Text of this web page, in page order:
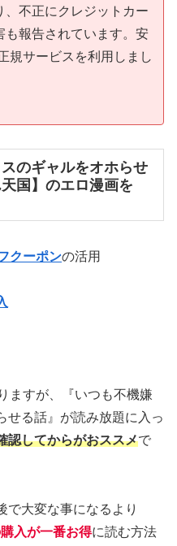
、不正にクレジットカー
も報告されています。安
規サービスを利用しまし
のギャルをオホらせ
天国】のエロ漫画を
クーポンの活用
ますが、『いつも不機嫌
せる話』が読み放題に入っ
認してからがおススメで
で大変な事になるより
入が一番お得に読む方法